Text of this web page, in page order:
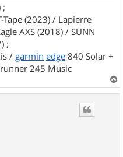
;
Tape (2023) / Lapierre
AXS (2018) / SUNN
;
/ garmin edge 840 Solar +
245 Music
a